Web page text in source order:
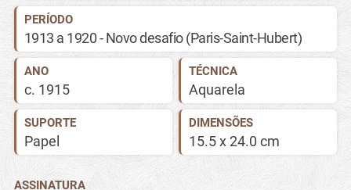
PERÍODO
1913 a 1920 - Novo desafio (Paris-Saint-Hubert)
ANO
c. 1915
TÉCNICA
Aquarela
SUPORTE
Papel
DIMENSÕES
15.5 x 24.0 cm
ASSINATURA